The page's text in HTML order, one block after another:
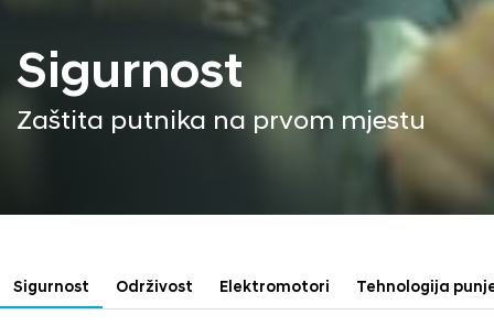
Sigurnost
Zaštita putnika na prvom mjestu
Sigurnost Održivost Elektromotori Tehnologija